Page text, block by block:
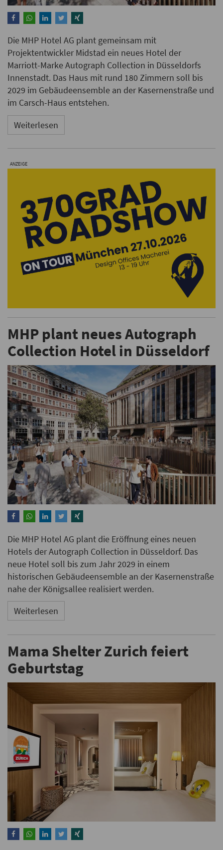
Die MHP Hotel AG plant gemeinsam mit
Projektentwickler Midstad ein neues Hotel der
Marriott-Marke Autograph Collection in Düsseldorfs
Innenstadt. Das Haus mit rund 180 Zimmern soll bis
2029 im Gebäudeensemble an der Kasernenstraße und
im Carsch-Haus entstehen.
Weiterlesen
ANZEIGE
MHP plant neues Autograph
Collection Hotel in Düsseldorf
Die MHP Hotel AG plant die Eröffnung eines neuen
Hotels der Autograph Collection in Düsseldorf. Das
neue Hotel soll bis zum Jahr 2029 in einem
historischen Gebäudeensemble an der Kasernenstraße
nahe der Königsallee realisiert werden.
Weiterlesen
Mama Shelter Zurich feiert
Geburtstag